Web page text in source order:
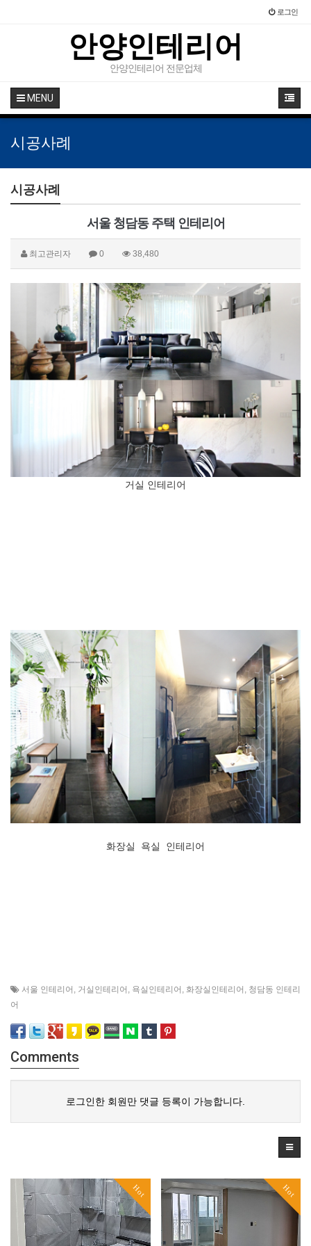
로그인
안양인테리어
안양인테리어 전문업체
MENU
시공사례
시공사례
서울 청담동 주택 인테리어
최고관리자 0 38,480
거실 인테리어
화장실 욕실 인테리어
서울 인테리어 , 거실인테리어 , 욕실인테리어 , 화장실인테리어 , 청담동 인테리
어
Comments
로그인한 회원만 댓글 등록이 가능합니다.
Hot Hot